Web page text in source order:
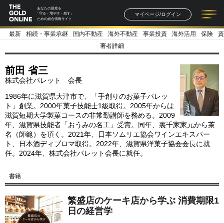
あなたの財産を
「守る・増やす・残す」
ための総合情報サイト
マイページ/ログイン
記事一覧 連載一覧
著者一覧 書籍一覧
最新 相続・事業承継 国内不動産 海外不動産 事業投資 海外活用 保険
著者詳細
前田 省三
株式会社パレット 会長
1986年に滋賀県大津市で、「手創りのお菓子パレッ
ト」創業。2000年菓子技能士1級取得。2005年からは
滋賀短期大学製菓コースの非常勤講師を務める。2009
年、滋賀県技能者「おうみの名工」受賞。同年、裏千家家元から茶
名（師範）を頂く。2021年、日本ソムリエ協会ワインエキスパー
ト、日本酒ディプロマ取得。2022年、滋賀県洋菓子協会会長に就
任。2024年、株式会社パレット会長に就任。
書籍
繁盛店のケーキ店から学ぶ 消費期限1
日の経営学